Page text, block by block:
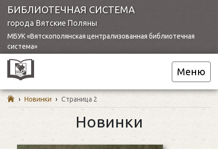
БИБЛИОТЕЧНАЯ СИСТЕМА
города Вятские Поляны
МБУК «Вятскополянская централизованная библиотечная
система»
Меню
› Новинки › Страница 2
Новинки